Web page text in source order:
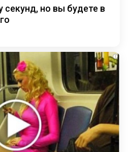
секунд, но вы будете в
i